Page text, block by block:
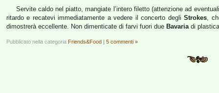
Servite caldo nel piatto, mangiate l’intero filetto (attenzione ad
ritardo e recatevi immediatamente a vedere il concerto degliStrokes,
dimostrerà eccellente. Non dimenticate di farvi fuori due Bavariadi
Pubblicato nella categoria Friends&Food | 5 commenti »